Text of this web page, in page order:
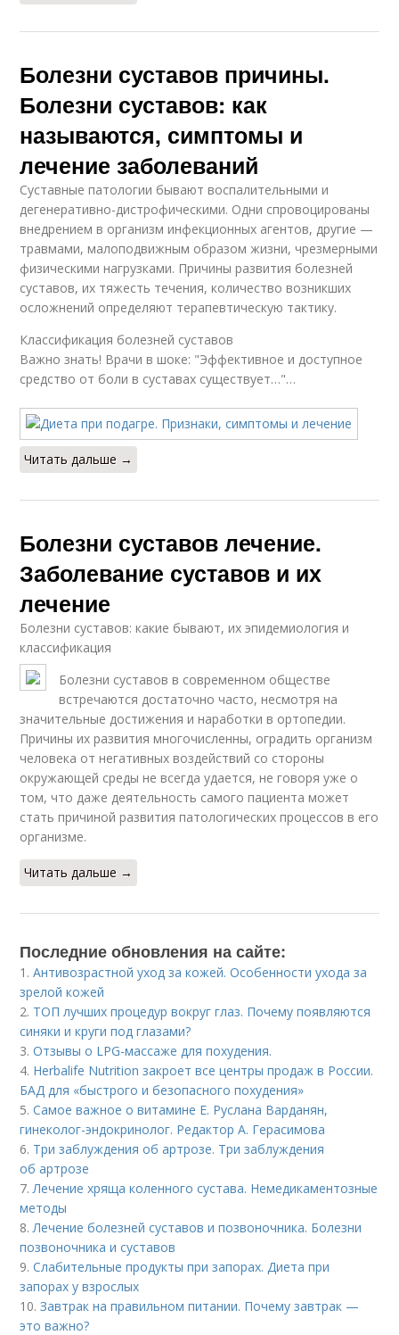
Болезни суставов причины.
Болезни суставов: как
называются, симптомы и
лечение заболеваний
Суставные патологии бывают воспалительными и
дегенеративно-дистрофическими. Одни спровоцированы
внедрением в организм инфекционных агентов, другие —
травмами, малоподвижным образом жизни, чрезмерными
физическими нагрузками. Причины развития болезней
суставов, их тяжесть течения, количество возникших
осложнений определяют терапевтическую тактику.
Классификация болезней суставов
Важно знать! Врачи в шоке: "Эффективное и доступное
средство от боли в суставах существует…"…
Читать дальше →
Болезни суставов лечение.
Заболевание суставов и их
лечение
Болезни суставов: какие бывают, их эпидемиология и
классификация
Болезни суставов в современном обществе
встречаются достаточно часто, несмотря на
значительные достижения и наработки в ортопедии.
Причины их развития многочисленны, оградить организм
человека от негативных воздействий со стороны
окружающей среды не всегда удается, не говоря уже о
том, что даже деятельность самого пациента может
стать причиной развития патологических процессов в его
организме.
Читать дальше →
Последние обновления на сайте:
1.Антивозрастной уход за кожей. Особенности ухода за
зрелой кожей
2. ТОП лучших процедур вокруг глаз. Почему появляются
синяки и круги под глазами?
3.Отзывы о LPG-массаже для похудения.
4. Herbalife Nutrition закроет все центры продаж в России.
БАД для «быстрого и безопасного похудения»
5.Самое важное о витамине Е. Руслана Варданян,
гинеколог-эндокринолог. Редактор А. Герасимова
6. Три заблуждения об артрозе. Три заблуждения
об артрозе
7.Лечение хряща коленного сустава. Немедикаментозные
методы
8.Лечение болезней суставов и позвоночника. Болезни
позвоночника и суставов
9.Слабительные продукты при запорах. Диета при
запорах у взрослых
10.Завтрак на правильном питании. Почему завтрак —
это важно?